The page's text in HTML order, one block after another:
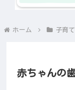
ホーム 子育て
赤ちゃんの